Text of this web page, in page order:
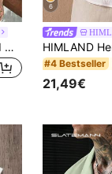
glestore Herren Vintage "Old Money Style" Stehkragen Langarmhemd, Henley-Ausschnitt, 100% reine Baumwolle, vielseitiges Freizeithemd für alle Jahreszeiten
6
#4 Bestseller
21,49€